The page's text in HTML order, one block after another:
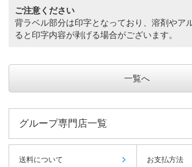
ご注意ください
背ラベル部分は印字となっており、溶剤やア
ると印字内容が剥げる場合がございます。
一覧へ
グループ専門店一覧
送料について お支払方法